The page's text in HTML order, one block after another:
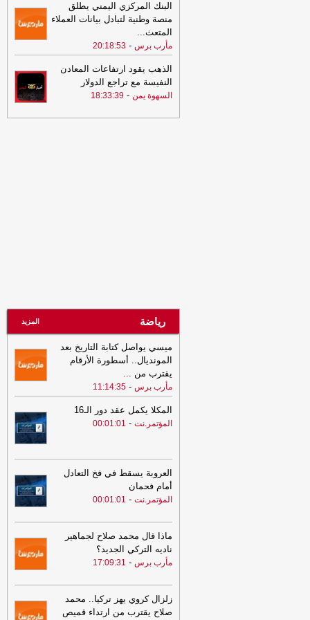
23:00
إسرائيل تنقل ركام غزة "لطمس
الأدلة"- المؤتمر.نت
19:32
احصائية سعودية: قدوم أكثر من
19.5 مليون حاج ومعتمر من الخارج العام
الماضي بزيادة 114 بالمائة
الضالع نيوز
19:16
ارتفاع عدد شهداء غزة إلى 73375
المؤتمر.نت
البنك المركزي اليمني يطلق
منصة وطنية لتبادل بيانات العملاء
المتعث...
مأرب برس -
20:18:53
الذهب يقود ارتفاعات المعادن
النفيسة مع تراجع الدولار
السهوة يمن -
18:33:39
رياضة المزيد
ميسي يواصل كتابة التاريخ بعد
المونديال.. أسطورة الأرقام
يقترب من ...
مأرب برس -
11:14:35
المكلا يكمل عقد دور الـ16
المؤتمر.نت -
00:01:01
العروبة يسقط في فخ التعادل
أمام فحمان
المؤتمر.نت -
00:01:01
ماذا قال محمد صلاح لجماهير
ناديه التركي الجديد؟
مأرب برس -
17:09:31
زلزال كروي يهز تركيا.. محمد
صلاح يقترب من ارتداء قميص